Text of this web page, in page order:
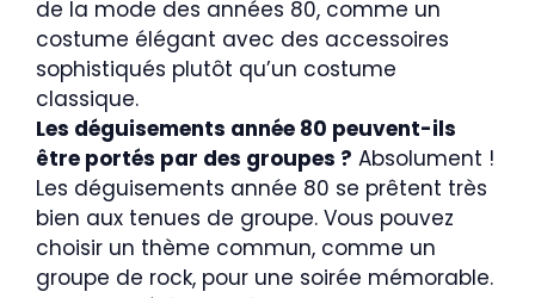
de la mode des années 80, comme un
costume élégant avec des accessoires
sophistiqués plutôt qu’un costume
classique.
Les déguisements année 80 peuvent-ils
être portés par des groupes ? Absolument !
Les déguisements année 80 se prêtent très
bien aux tenues de groupe. Vous pouvez
choisir un thème commun, comme un
groupe de rock, pour une soirée mémorable.